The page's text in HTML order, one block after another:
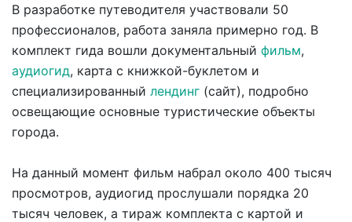
В разработке путеводителя участвовали 50
профессионалов, работа заняла примерно год. В
комплект гида вошли документальный фильм,
аудиогид, карта с книжкой-буклетом и
специализированный лендинг (сайт), подробно
освещающие основные туристические объекты
города.
На данный момент фильм набрал около 400 тысяч
просмотров, аудиогид прослушали порядка 20
тысяч человек, а тираж комплекта с картой и